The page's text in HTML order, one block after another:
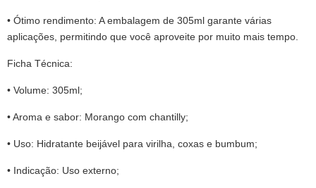
• Ótimo rendimento: A embalagem de 305ml garante várias
aplicações, permitindo que você aproveite por muito mais tempo.
Ficha Técnica:
• Volume: 305ml;
• Aroma e sabor: Morango com chantilly;
• Uso: Hidratante beijável para virilha, coxas e bumbum;
• Indicação: Uso externo;